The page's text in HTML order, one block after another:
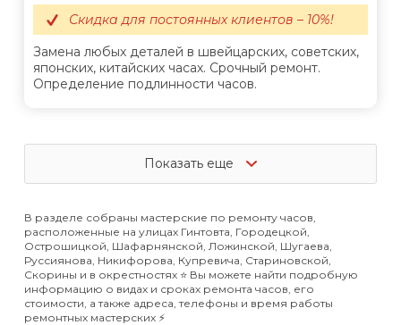
Замена любых деталей в швейцарских, советских,
японских, китайских часах. Срочный ремонт.
Определение подлинности часов.
Скидка для постоянных клиентов – 10%!
Показать еще
В разделе собраны мастерские по ремонту часов,
расположенные на улицах Гинтовта, Городецкой,
Острошицкой, Шафарнянской, Ложинской, Шугаева,
Руссиянова, Никифорова, Купревича, Стариновской,
Скорины и в окрестностях ⭐️ Вы можете найти подробную
информацию о видах и сроках ремонта часов, его
стоимости, а также адреса, телефоны и время работы
ремонтных мастерских ⚡️